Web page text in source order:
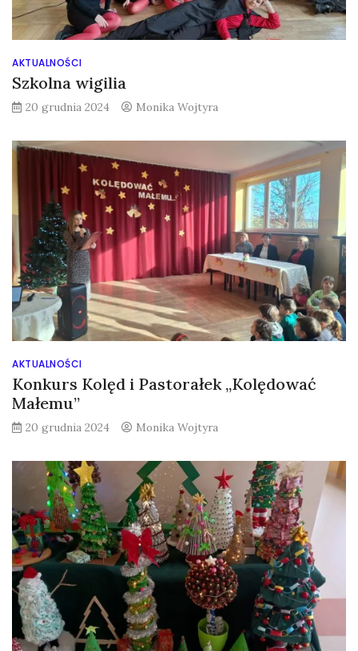
AKTUALNOŚCI
Szkolna wigilia
20 grudnia 2024 Monika Wojtyra
AKTUALNOŚCI
Konkurs Kolęd i Pastorałek „Kolędować
Małemu”
20 grudnia 2024 Monika Wojtyra